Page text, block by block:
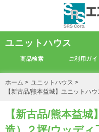
ユニットハウス
商品検索 ご利用ガイ
ホーム > ユニットハウス >
【新古品/熊本益城】ユニットハ
【新古品/熊本益